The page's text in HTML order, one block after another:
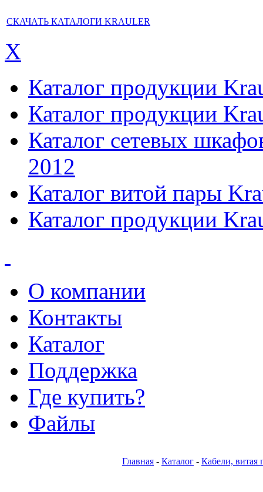
СКАЧАТЬ КАТАЛОГИ KRAULER
X
Каталог продукции
Каталог продукции
Каталог сетевых
2012
Каталог витой пары
Каталог продукции
О компании
Контакты
Каталог
Поддержка
Где купить?
Файлы
Главная - Каталог - Кабели, витая